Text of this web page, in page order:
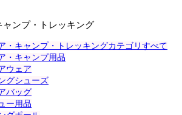
ャンプ・トレッキング
・キャンプ・トレッキングカテゴリすべて
・キャンプ用品
ウェア
グシューズ
バッグ
ー用品